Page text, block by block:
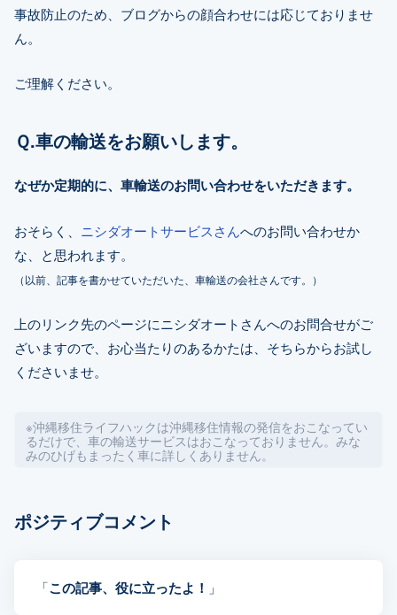
事故防止のため、ブログからの顔合わせには応じておりませ
ん。
ご理解ください。
Ｑ.車の輸送をお願いします。
なぜか定期的に、車輸送のお問い合わせをいただきます。
おそらく、 ニシダオートサービスさんへのお問い合わせか
な、と思われます。
（以前、記事を書かせていただいた、車輸送の会社さんです。）
上のリンク先のページにニシダオートさんへのお問合せがご
ざいますので、お心当たりのあるかたは、そちらからお試し
くださいませ。
※沖縄移住ライフハックは沖縄移住情報の発信をおこなってい
るだけで、車の輸送サービスはおこなっておりません。みな
みのひげもまったく車に詳しくありません。
ポジティブコメント
「この記事、役に立ったよ！ 」